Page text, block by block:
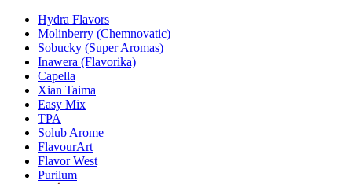
Hydra Flavors
Molinberry (Chemnovatic)
Sobucky (Super Aromas)
Inawera (Flavorika)
Capella
Xian Taima
Easy Mix
TPA
Solub Arome
FlavourArt
Flavor West
Purilum